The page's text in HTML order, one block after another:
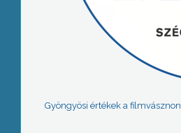
Gyöngyösi értékek a filmvásznon